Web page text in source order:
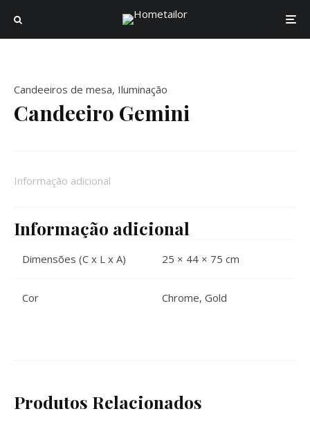
Candeeiros de mesa, Iluminação
Candeeiro Gemini
Informação adicional
Informação adicional
Dimensões (C x L x A) 25 × 44 × 75 cm
Cor Chrome, Gold
Produtos Relacionados